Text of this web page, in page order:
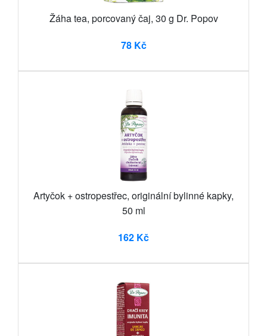
Žáha tea, porcovaný čaj, 30 g Dr. Popov
78 Kč
Artyčok + ostropestřec, originální bylinné kapky,
50 ml
162 Kč